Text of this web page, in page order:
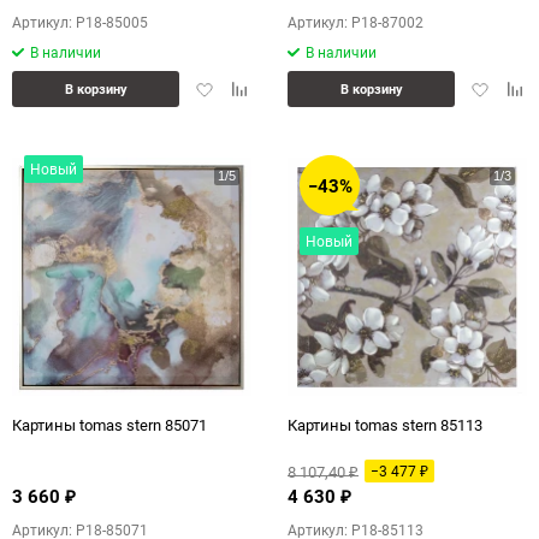
Артикул: P18-85005
В наличии
ДобавитьДобавить
В корзину
Артикул: P18-87002
В наличии
В корзину
Новый
Картины tomas stern 85071
3 660 ₽
Артикул: P18-85071
−43%
Новый
Картины tomas stern 85113
8 107,40₽ −3 477 ₽
4 630 ₽
Артикул: P18-85113